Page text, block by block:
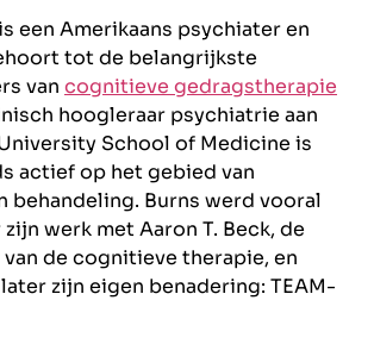
een Amerikaans psychiater en
tot de belangrijkste
van cognitieve gedragstherapie
hoogleraar psychiatrie aan
School of Medicine is
actief op het gebied van
behandeling. Burns werd vooral
werk met Aaron T. Beck, de
de cognitieve therapie, en
zijn eigen benadering: TEAM-